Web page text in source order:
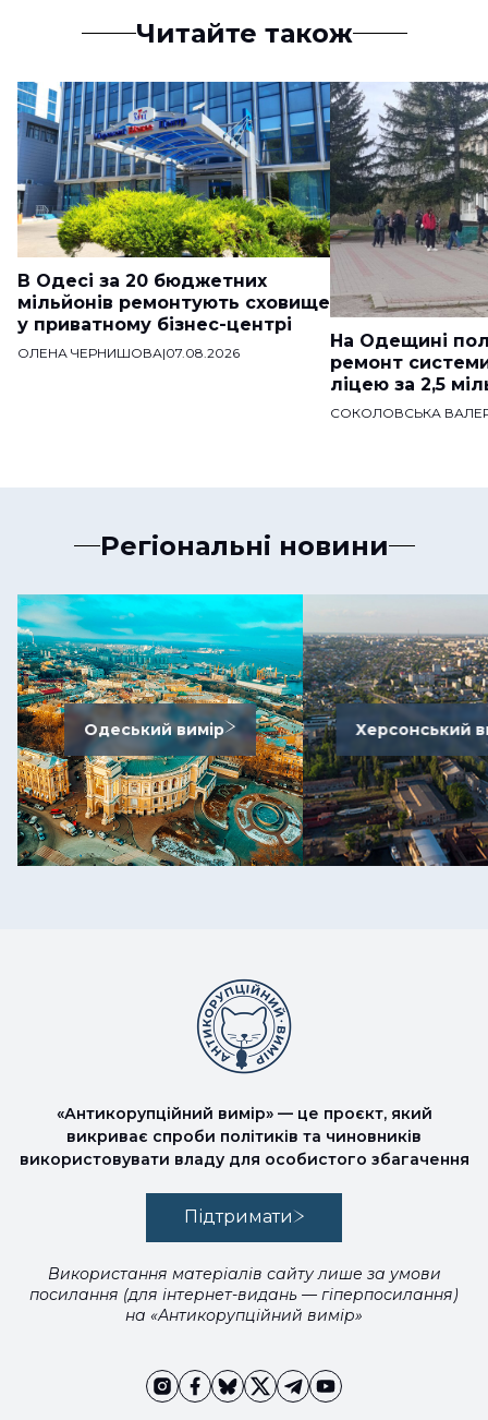
Читайте також
В Одесі за 20 бюджетних
мільйонів ремонтують сховище
у приватному бізнес-центрі
ОЛЕНА ЧЕРНИШОВА|07.08.2026
На Одещині
ремонт
ліцею за 2,5
СОКОЛОВСЬКА
Регіональні новини
Одеський вимір Херсонський
«Антикорупційний вимір» — це проєкт, який
викриває спроби політиків та чиновників
використовувати владу для особистого збагачення
Підтримати
Використання матеріалів сайту лише за умови
посилання (для інтернет-видань — гіперпосилання)
на «Антикорупційний вимір»